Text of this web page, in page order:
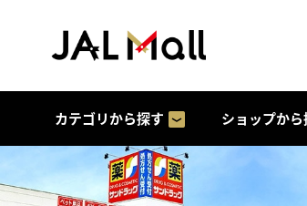
カテゴリから探す ショップから